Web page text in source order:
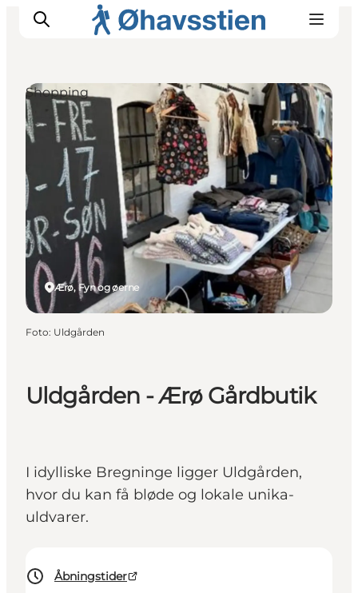
Inspiration
Vandreruter
Planlægning
Uldgården - Ærø Gårdbutik
I idylliske Bregninge ligger Uldgården,
hvor du kan få bløde og lokale unika-
uldvarer.
Åbningstider
Ærø, Fyn og øerne
Shopping
Foto: Uldgården